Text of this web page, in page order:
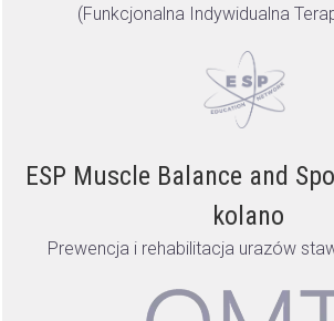
(Funkcjonalna Indywidualna
ESP Muscle Balance and
kolano
Prewencja i rehabilitacja urazów